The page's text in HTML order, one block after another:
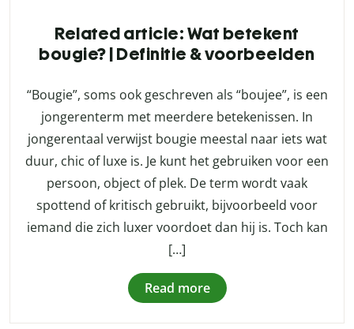
Related article: Wat betekent
bougie? | Definitie & voorbeelden
“Bougie”, soms ook geschreven als “boujee”, is een
jongerenterm met meerdere betekenissen. In
jongerentaal verwijst bougie meestal naar iets wat
duur, chic of luxe is. Je kunt het gebruiken voor een
persoon, object of plek. De term wordt vaak
spottend of kritisch gebruikt, bijvoorbeeld voor
iemand die zich luxer voordoet dan hij is. Toch kan
[…]
Read more